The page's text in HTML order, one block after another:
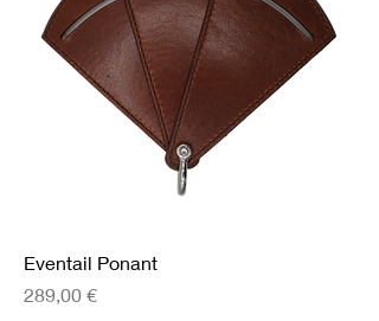
Eventail Ponant
Prix
289,00 €